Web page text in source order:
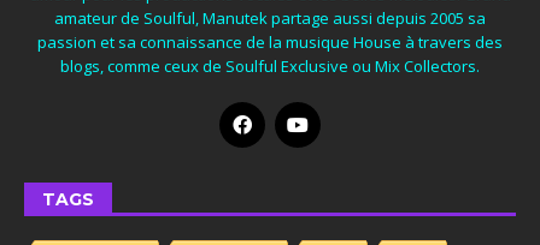
amateur de Soulful, Manutek partage aussi depuis 2005 sa
passion et sa connaissance de la musique House à travers des
blogs, comme ceux de Soulful Exclusive ou Mix Collectors.
TAGS